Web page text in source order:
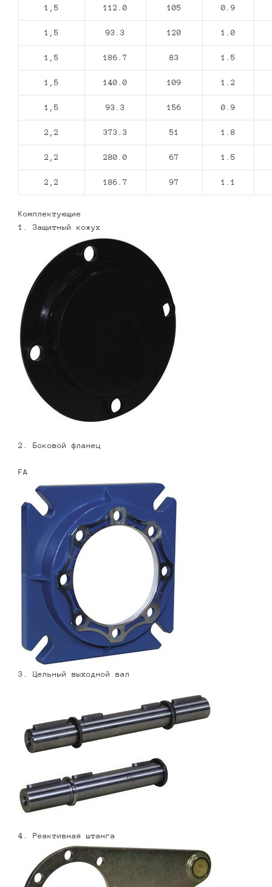
1,5 112.0 105 0.9
1,5 93.3 120 1.0
1,5 186.7 83 1.5
1,5 140.0 109 1.2
1,5 93.3 156 0.9
2,2 373.3 51 1.8
2,2 280.0 67 1.5
2,2 186.7 97 1.1
Комплектующие
1. Защитный кожух
2. Боковой фланец
FA
3. Цельный выходной вал
4. Реактивная штанга